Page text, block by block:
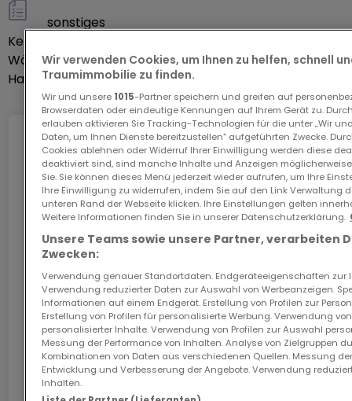
sonstiges
Keller
WäschekammerJa
Haustiere erlaubtJa
Internet
Das GiGA Internet: Internet zu Hause
Monat kostenloses Internet im schnellsten Netz
Luxemburgs.
Los geht’s
In Zusammenarbeit mit
Wir verwenden Cookies, um Ihnen zu helfen, schnell
Traumimmobilie zu finden.
Wir und unsere 1015-Partner speichern und greifen auf
Browserdaten oder eindeutige Kennungen auf Ihrem Gerät zu.
erlauben aktivieren Sie Tracking-Technologien für die unter „Wir
Daten, um Ihnen Dienste bereitzustellen“ aufgeführten Zwecke.
Cookies ablehnen oder Widerruf Ihrer Einwilligung werden diese
deaktiviert sind, sind manche Inhalte und Anzeigen
Sie. Sie können dieses Menü jederzeit wieder aufrufen, um Ihre
Ihre Einwilligung zu widerrufen, indem Sie auf den Link Verwaltung
unteren Rand der Webseite klicken. Ihre Einstellungen gelten
Weitere Informationen finden Sie in unserer Datenschutzerklärung.
Unsere Teams sowie unsere Partner, verarbeiten
Zwecken:
Verwendung genauer Standortdaten. Endgeräteeigenschaften zur
Verwendung reduzierter Daten zur Auswahl von Werbeanzeigen.
Informationen auf einem Endgerät. Erstellung von Profilen zur
Erstellung von Profilen für personalisierte Werbung. Verwendung
personalisierter Inhalte. Verwendung von Profilen zur Auswahl
Messung der Performance von Inhalten. Analyse von Zielgruppen
Kombinationen von Daten aus verschiedenen Quellen. Messung
Entwicklung und Verbesserung der Angebote. Verwendung
Inhalten.